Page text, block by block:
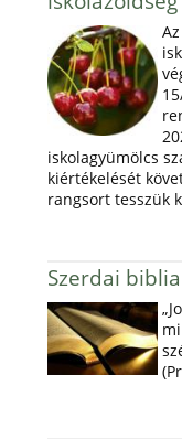
iskolagyümölcs
kiértékelését
rangsort tesszük
Szerdai